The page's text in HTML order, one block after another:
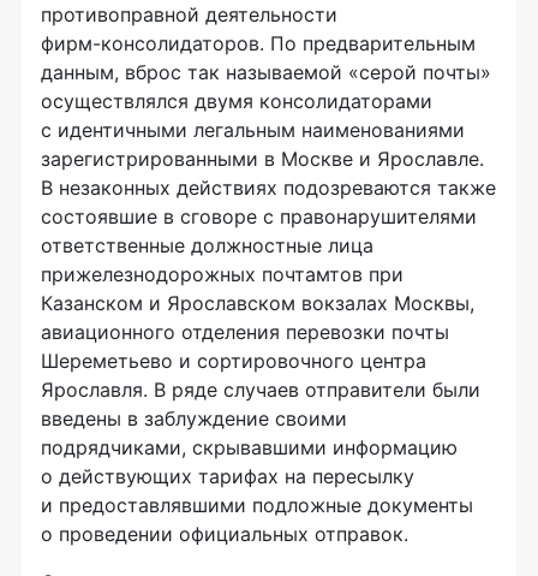
противоправной деятельности
фирм-консолидаторов. По предварительным
данным, вброс так называемой «серой почты»
осуществлялся двумя консолидаторами
с идентичными легальным наименованиями
зарегистрированными в Москве и Ярославле.
В незаконных действиях подозреваются также
состоявшие в сговоре с правонарушителями
ответственные должностные лица
прижелезнодорожных почтамтов при
Казанском и Ярославском вокзалах Москвы,
авиационного отделения перевозки почты
Шереметьево и сортировочного центра
Ярославля. В ряде случаев отправители были
введены в заблуждение своими
подрядчиками, скрывавшими информацию
о действующих тарифах на пересылку
и предоставлявшими подложные документы
о проведении официальных отправок.